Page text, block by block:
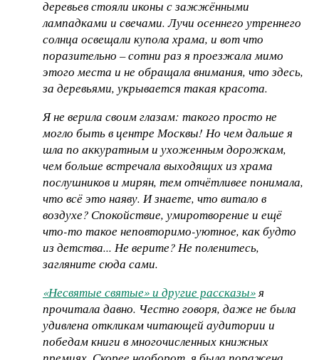
деревьев стояли иконы с зажжёнными
лампадками и свечами. Лучи осеннего утреннего
солнца освещали купола храма, и вот что
поразительно – сотни раз я проезжала мимо
этого места и не обращала внимания, что здесь,
за деревьями, укрывается такая красота.
Я не верила своим глазам: такого просто не
могло быть в центре Москвы! Но чем дальше я
шла по аккуратным и ухоженным дорожкам,
чем больше встречала выходящих из храма
послушников и мирян, тем отчётливее понимала,
что всё это наяву. И знаете, что витало в
воздухе? Спокойствие, умиротворение и ещё
что-то такое неповторимо-уютное, как будто
из детства... Не верите? Не поленитесь,
загляните сюда сами.
«Несвятые святые» и другие рассказы»я
прочитала давно. Честно говоря, даже не была
удивлена откликам читающей аудитории и
победам книги в многочисленных книжных